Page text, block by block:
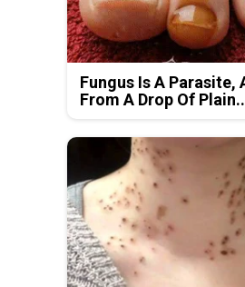
Fungus Is A Parasite,
From A Drop Of